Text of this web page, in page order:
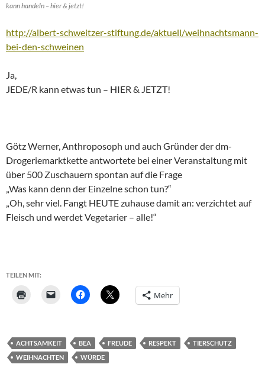
kann handeln – hier & jetzt!
http://albert-schweitzer-stiftung.de/aktuell/weihnachtsmann-
bei-den-schweinen
Ja,
JEDE/R kann etwas tun – HIER & JETZT!
Götz Werner, Anthroposoph und auch Gründer der dm-
Drogeriemarktkette antwortete bei einer Veranstaltung mit
über 500 Zuschauern spontan auf die Frage
„Was kann denn der Einzelne schon tun?“
„Oh, sehr viel. Fangt HEUTE zuhause damit an: verzichtet auf
Fleisch und werdet Vegetarier – alle!“
TEILEN MIT:
Mehr
ACHTSAMKEIT BEA FREUDE RESPEKT
TIERSCHUTZ
WEIHNACHTEN
WÜRDE